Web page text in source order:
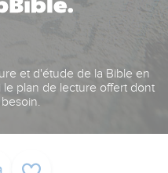
et d'étude de la Bible en
plan de lecture offert dont